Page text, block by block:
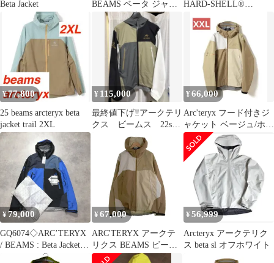
Beta Jacket
BEAMS ベータ ジャケ
ット XL
HARD-SHELL®︎
JACKET M Beta
¥77,800
25 beams arcteryx beta
jacket trail 2XL
¥ 115,000
最終値下げ‼️アークテリ
クス ビームス 22s
ベータジャケット メ
ンズMサイズ
¥66,000
Arc'teryx フード付きジ
ャケット ベージュ/ホワ
イト
¥79,000
GQ6074◇ARC’TERYX
/ BEAMS : Beta Jacket
boro◇L◇ブルー系 ア
¥ 67,000
ARC'TERYX アークテ
リクス BEAMS ビーム
ス Beta Jacket Nagomi ビ
¥ 56,999
Arcteryx アークテリク
ス beta sl オフホワイト